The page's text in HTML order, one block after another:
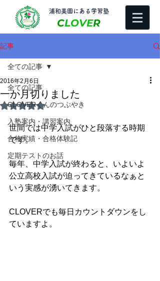
​浦和美園にある学習塾
CLOVER
記事
全ての記事
CLOVERくんのつぶやき
入塾案内・講習案内
合格実績・合格体験記
定期テストのお話
全ての記事
一か月切りました
2016年2月6日
5つ星のうちNaNと評価されています。
世間では中学入試がひと段落する時期
です。
毎年、中学入試が終わると、いよいよ
公立高校入試が迫ってきているなぁと
いう実感が湧いてきます。
CLOVERでも毎日カウントダウンをし
ていますよ。